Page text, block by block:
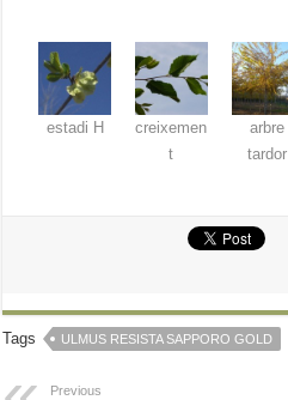
estadi H
creixemen
t
arbre
tardor
Tags ULMUS RESISTA SAPPORO GOLD
Previous